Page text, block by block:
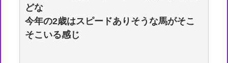
どな
今年の2歳はスピードありそうな馬がそこ
そこいる感じ